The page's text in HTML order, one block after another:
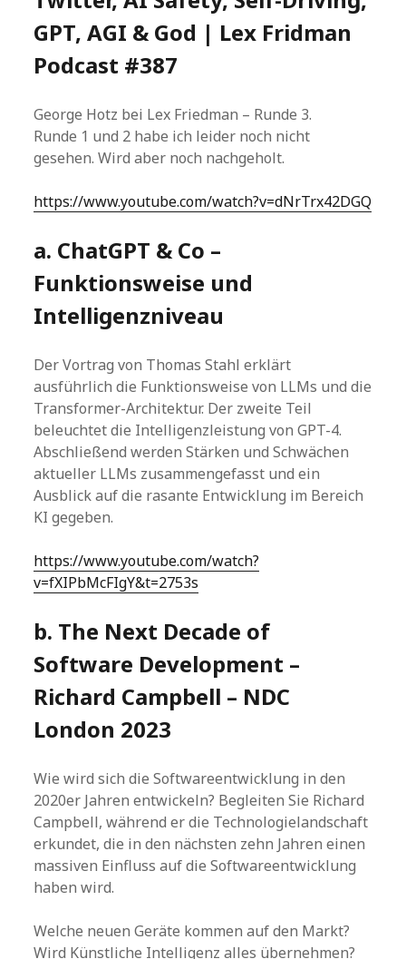
GPT, AGI & God | Lex Fridman
Podcast #387
George Hotz bei Lex Friedman – Runde 3.
Runde 1 und 2 habe ich leider noch nicht
gesehen. Wird aber noch nachgeholt.
https://www.youtube.com/watch?v=dNrTrx42DGQ
a. ChatGPT & Co –
Funktionsweise und
Intelligenzniveau
Der Vortrag von Thomas Stahl erklärt
ausführlich die Funktionsweise von LLMs und die
Transformer-Architektur. Der zweite Teil
beleuchtet die Intelligenzleistung von GPT-4.
Abschließend werden Stärken und Schwächen
aktueller LLMs zusammengefasst und ein
Ausblick auf die rasante Entwicklung im Bereich
KI gegeben.
https://www.youtube.com/watch?
v=fXIPbMcFIgY&t=2753s
b. The Next Decade of
Software Development –
Richard Campbell – NDC
London 2023
Wie wird sich die Softwareentwicklung in den
2020er Jahren entwickeln? Begleiten Sie Richard
Campbell, während er die Technologielandschaft
erkundet, die in den nächsten zehn Jahren einen
massiven Einfluss auf die Softwareentwicklung
haben wird.
Welche neuen Geräte kommen auf den Markt?
Wird Künstliche Intelligenz alles übernehmen?